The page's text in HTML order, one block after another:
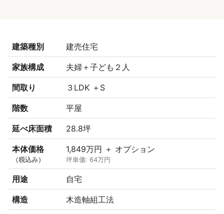
建築種別 建売住宅
家族構成 夫婦＋子ども２人
間取り ３LDK ＋S
階数 平屋
延べ床面積 28.8坪
本体価格
（税込み）
1,849万円 ＋ オプション
坪単価: 64万円
用途 自宅
構造 木造軸組工法